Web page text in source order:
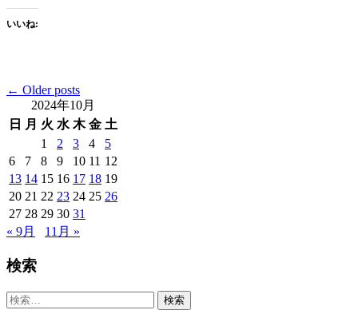
いいね:
Posts
navigation
← Older posts
2024年10月
日
月 火 水 木 金 土
1
2 3 4
5
6
7 8 9 10 11 12
13 14 15 16 17 18 19
20 21 22 23 24 25 26
27 28 29 30 31
« 9月
11月 »
検索
検